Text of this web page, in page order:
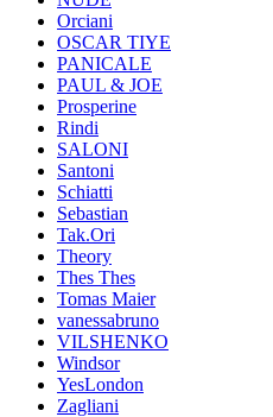
Orciani
OSCAR TIYE
PANICALE
PAUL & JOE
Prosperine
Rindi
SALONI
Santoni
Schiatti
Sebastian
Tak.Ori
Theory
Thes Thes
Tomas Maier
vanessabruno
VILSHENKO
Windsor
YesLondon
Zagliani